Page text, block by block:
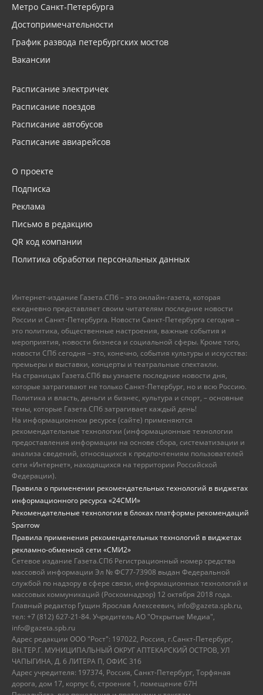
Метро Санкт-Петербурга
Достопримечательности
График развода петербургских мостов
Вакансии
Расписание электричек
Расписание поездов
Расписание автобусов
Расписание авиарейсов
О проекте
Подписка
Реклама
Письмо в редакцию
QR код компании
Политика обработки персональных данных
Интернет-издание Газета.СПб – это онлайн-газета, которая
ежедневно представляет своим читателям последние новости
России и Санкт-Петербурга. Новости Санкт-Петербурга сегодня –
это политика, общественные настроения, важные события и
мероприятия, новости бизнеса и социальной сферы. Кроме того,
новости СПб сегодня – это, конечно, события культуры и искусства:
премьеры и выставки, концерты и театральные спектакли.
На страницах Газета.СПб вы узнаете последние новости дня,
которые затрагивают не только Санкт-Петербург, но и всю Россию.
Политика и власть, деньги и бизнес, культура и спорт, – основные
темы, которые Газета.СПб затрагивает каждый день!
На информационном ресурсе (сайте) применяются
рекомендательные технологии (информационные технологии
предоставления информации на основе сбора, систематизации и
анализа сведений, относящихся к предпочтениям пользователей
сети «Интернет», находящихся на территории Российской
Федерации).
Правила о применении рекомендательных технологий в виджетах
информационного ресурса «24СМИ»
Рекомендательные технологии в блоках платформы рекомендаций
Sparrow
Правила применения рекомендательных технологий в виджетах
рекламно-обменной сети «СМИ2»
Сетевое издание Газета.СПб Регистрационный номер средства
массовой информации Эл № ФС77-73908 выдан Федеральной
службой по надзору в сфере связи, информационных технологий и
массовых коммуникаций (Роскомнадзор) 12 октября 2018 года.
Главный редактор Гущин Ярослав Алексеевич, info@gazeta.spb.ru,
тел: +7 (812) 627-21-84. Учредитель АО "Открытые Медиа",
info@gazeta.spb.ru
Адрес редакции ООО "Рост": 197022, Россия, г.Санкт-Петербург,
ВН.ТЕР.Г. МУНИЦИПАЛЬНЫЙ ОКРУГ АПТЕКАРСКИЙ ОСТРОВ, УЛ
ЧАПЫГИНА, Д. 6 ЛИТЕРА П, ОФИС 316
Адрес учредителя: 197374, Россия, Санкт-Петербург, Торфяная
дорога, дом 17, корпус 6, строение 1, помещение 67Н